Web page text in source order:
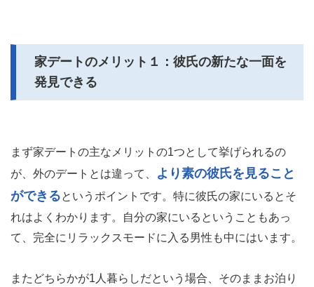
家デートのメリット１：彼氏の新たな一面を
発見できる
まず家デートの主なメリットの1つとして挙げられるの
が、外のデートとは違って、
より素の彼氏を見ること
ができるというポイントです。特に彼氏の家にいるとそ
れはよくわかります。自分の家にいるということもあっ
て、完全にリラックスモードに入る男性も中にはいます。
またどちらかが1人暮らしだという場合、そのままお泊り